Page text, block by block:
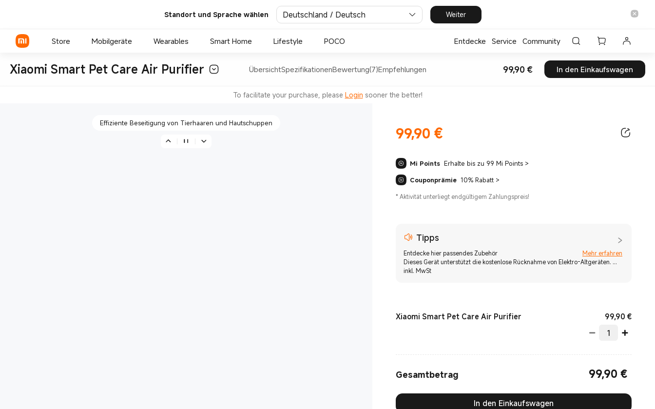
Standort und Sprache wählen Deutschland / Deutsch Weiter
Store Mobilgeräte Wearables Smart Home Lifestyle POCO Entdecke ⁣Service Community
Xiaomi Smart Pet Care Air Purifier ÜbersichtSpezifikationenBewertung(7)Empfehlungen 99,90 € Current Price €99.9
In den Einkaufswagen
To facilitate your purchase, please Login sooner the better!
Schnelle Adsorption von Gerüchen, die durch Haustiere entste
Hochwirksame Filtration verschiedener Allergene
Effiziente Beseitigung von Tierhaaren und Hautschuppen
99,90 €
Current Price €99.90
Mi Points Erhalte bis zu 99 Mi Points >
Couponprämie 10% Rabatt >
* Aktivität unterliegt endgültigem Zahlungspreis!
Tipps
Entdecke hier passendes Zubehör
Mehr erfahren
Dieses Gerät unterstützt die kostenlose Rücknahme von Elektro-Altgeräten. ...
inkl. MwSt
Xiaomi Smart Pet Care Air Purifier 99,90 €
Gesamtbetrag 99,90 €
In den Einkaufswagen